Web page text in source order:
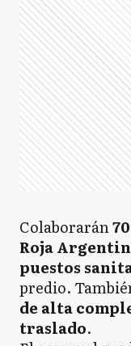
Colaborarán
Roja
puestos
predio.
de alta
traslado.